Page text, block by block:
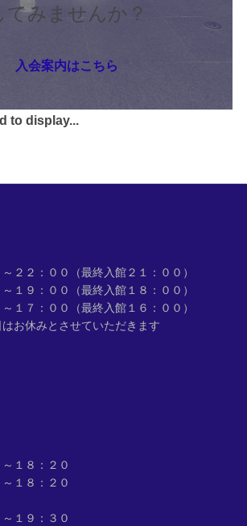
てみませんか？
入会案内はこちら
to display...
２：００（最終入館２１：００）
１９：００（最終入館１８：００）
１７：００（最終入館１６：００）
お休みとさせていただきます
１８：２０
１８：２０
１９：３０